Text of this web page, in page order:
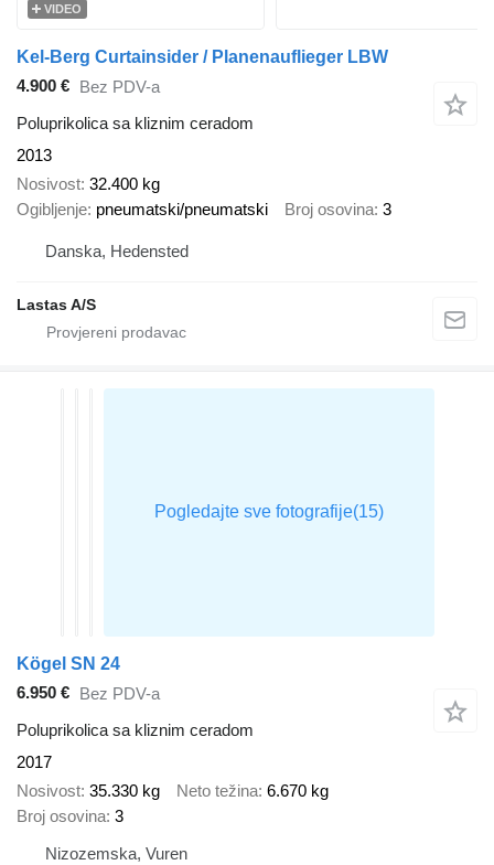
VIDEO
Kel-Berg Curtainsider / Planenauflieger LBW
4.900 € Bez PDV-a
Poluprikolica sa kliznim ceradom
2013
Nosivost 32.400 kg
Ogibljenje pneumatski/pneumatski Broj osovina 3
Danska, Hedensted
Lastas A/S
Kögel SN 24
6.950 € Bez PDV-a
Poluprikolica sa kliznim ceradom
2017
Nosivost 35.330 kg Neto težina 6.670 kg
Broj osovina 3
Nizozemska, Vuren